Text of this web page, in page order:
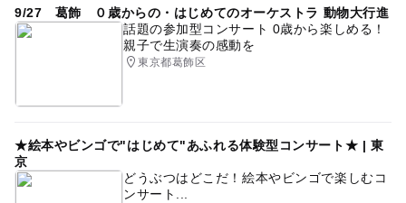
9/27 葛飾 ０歳からの・はじめてのオーケストラ 動物大行進
話題の参加型コンサート 0歳から楽しめる！
親子で生演奏の感動を
東京都葛飾区
★絵本やビンゴで"はじめて"あふれる体験型コンサート★ | 東
京
どうぶつはどこだ！絵本やビンゴで楽しむコ
ンサート...